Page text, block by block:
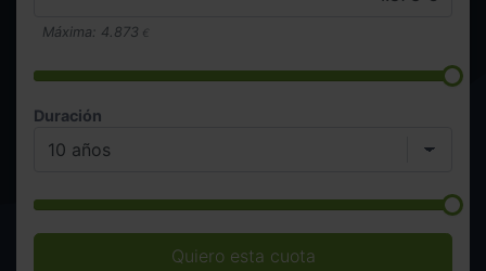
Máxima: 4.873 €
Duración
Quiero esta cuota